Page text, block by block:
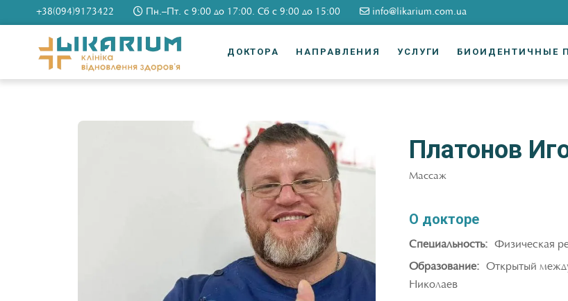
+38(094)9173422 Пн.–Пт. c 9:00 до 17:00. Сб c 9:00 до 15:00 info@likarium.com.ua
ДОКТОРА НАПРАВЛЕНИЯ УСЛУГИ БИОИДЕНТИЧНЫЕ
Платонов
Массаж
О докторе
Специальность:
Физическая
Образование:
Открытый
Николаев